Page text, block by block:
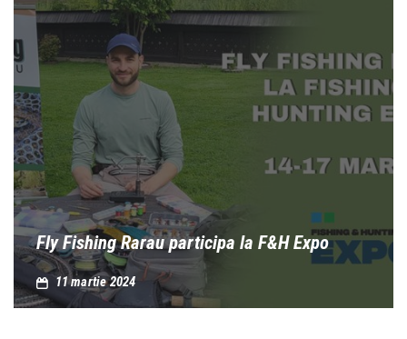
Fly Fishing Rarau participa la F&H Expo
11 martie 2024